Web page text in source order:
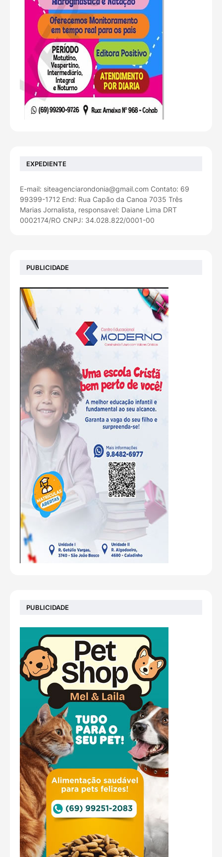
EXPEDIENTE
E-mail: siteagenciarondonia@gmail.com Contato: 69
99399-1712 End: Rua Capão da Canoa 7035 Três
Marias Jornalista, responsavel: Daiane Lima DRT
0002174/RO CNPJ: 34.028.822/0001-00
PUBLICIDADE
PUBLICIDADE